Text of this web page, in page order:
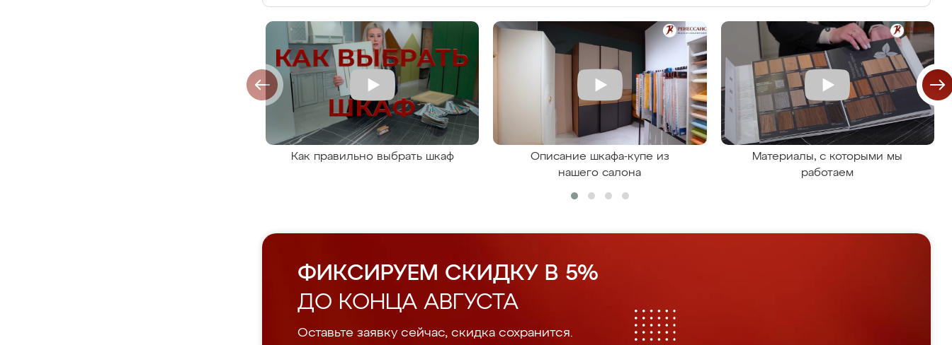
Как правильно выбрать шкаф
Описание шкафа-купе из
нашего салона
Материалы, с которыми мы
работаем
ФИКСИРУЕМ СКИДКУ В 5%
ДО КОНЦА АВГУСТА
Оставьте заявку сейчас, скидка сохранится.